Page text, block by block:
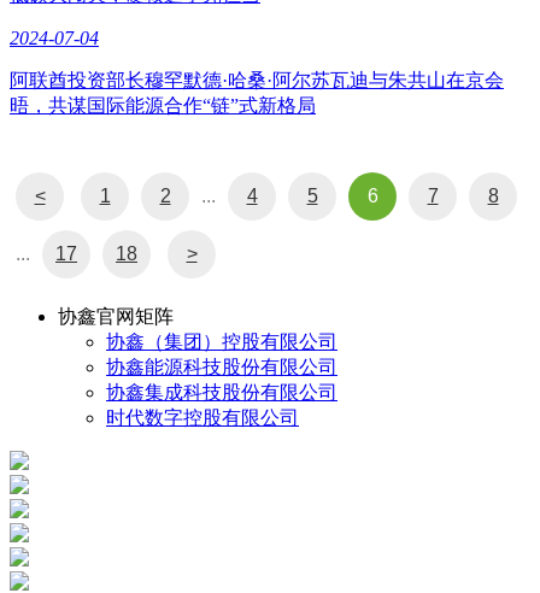
2024-07-04
阿联酋投资部长穆罕默德·哈桑·阿尔苏瓦迪与朱共山在京会
晤，共谋国际能源合作“链”式新格局
< 1 2 ... 4 5 6 7 8
... 17 18 >
协鑫官网矩阵
协鑫（集团）控股有限公司
协鑫能源科技股份有限公司
协鑫集成科技股份有限公司
时代数字控股有限公司